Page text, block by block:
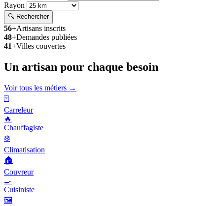
Rayon
🔍 Rechercher
56+Artisans inscrits
48+Demandes publiées
41+Villes couvertes
Un artisan pour chaque besoin
Voir tous les métiers →
🀄
Carreleur
🔥
Chauffagiste
❄️
Climatisation
🏠
Couvreur
🍳
Cuisiniste
🖼️